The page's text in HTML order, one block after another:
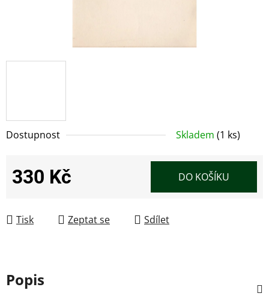
Dostupnost Skladem (1 ks)
330 Kč DO KOŠÍKU
Tisk Zeptat se Sdílet
Popis